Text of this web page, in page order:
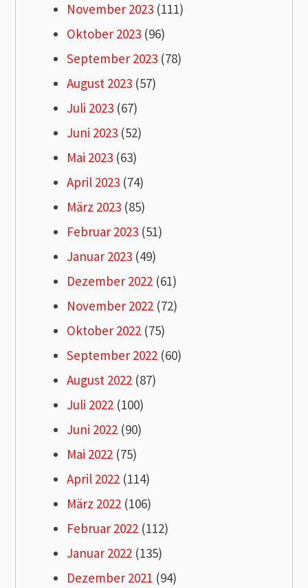
November 2023 (111)
Oktober 2023 (96)
September 2023 (78)
August 2023 (57)
Juli 2023 (67)
Juni 2023 (52)
Mai 2023 (63)
April 2023 (74)
März 2023 (85)
Februar 2023 (51)
Januar 2023 (49)
Dezember 2022 (61)
November 2022 (72)
Oktober 2022 (75)
September 2022 (60)
August 2022 (87)
Juli 2022 (100)
Juni 2022 (90)
Mai 2022 (75)
April 2022 (114)
März 2022 (106)
Februar 2022 (112)
Januar 2022 (135)
Dezember 2021 (94)